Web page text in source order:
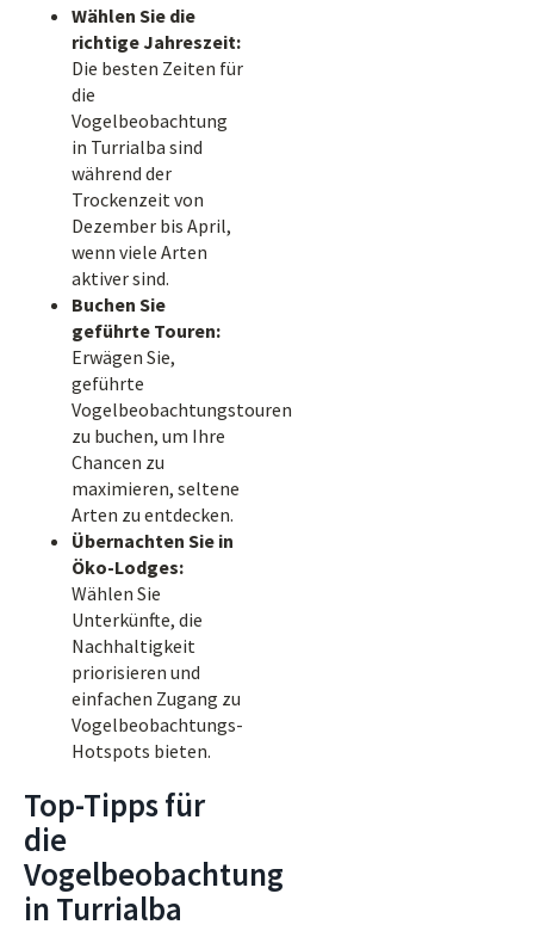
Wählen Sie die
richtige Jahreszeit:
Die besten Zeiten für
die
Vogelbeobachtung
in Turrialba sind
während der
Trockenzeit von
Dezember bis April,
wenn viele Arten
aktiver sind.
Buchen Sie
geführte Touren:
Erwägen Sie,
geführte
Vogelbeobachtungstouren
zu buchen, um Ihre
Chancen zu
maximieren, seltene
Arten zu entdecken.
Übernachten Sie in
Öko-Lodges:
Wählen Sie
Unterkünfte, die
Nachhaltigkeit
priorisieren und
einfachen Zugang zu
Vogelbeobachtungs-
Hotspots bieten.
Top-Tipps für
die
Vogelbeobachtung
in Turrialba